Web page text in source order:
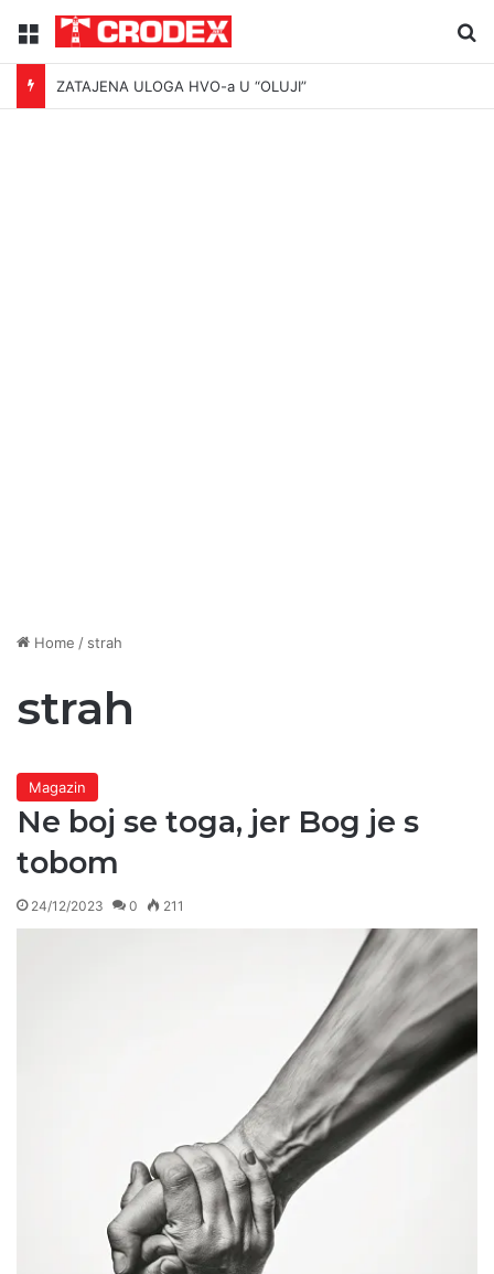
Menu
ZATAJENA ULOGA HVO-a U “OLUJI”
Home / strah
strah
Magazin
Ne boj se toga, jer Bog je s
tobom
24/12/2023 0 211